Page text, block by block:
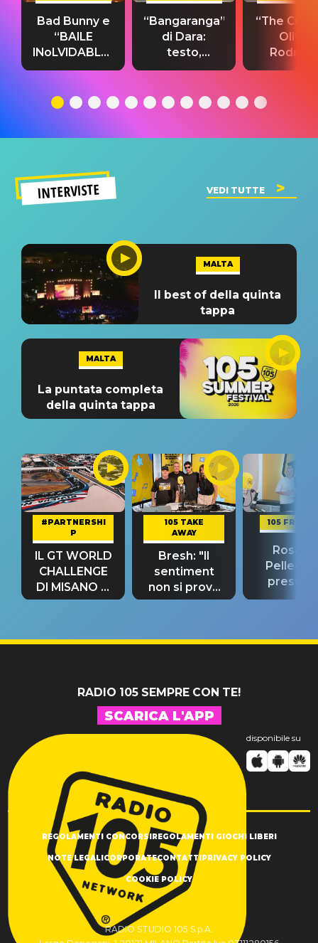
Bad Bunny e
“BAILE
INoLVIDABLE”:
testo,
significato
“Bangaranga”
di Dara:
testo,
traduzione e
del singolo
“The
Olivia
testo,
INTERVISTE VEDI TUTTE
MALTA
Il best of della quinta
tappa
MALTA
La puntata completa
della quinta tappa
#PARTNERSHI
P
IL GT WORLD
CHALLENGE
DI MISANO si
riconferma
105 TAKE
AWAY
Bresh: "Il
sentiment
non si prova
fino alla notte
105
Rosario
“Così
RADIO 105 SEMPRE CON TE!
SCARICA L'APP
disponibile su
REGOLAMENTI CONCORSI REGOLAMENTI GIOCHI LIBERI
NOTE LEGALI CORPORATECONTATTI PRIVACY POLICY
COOKIE POLICY
RADIO STUDIO 105 S.p.A.